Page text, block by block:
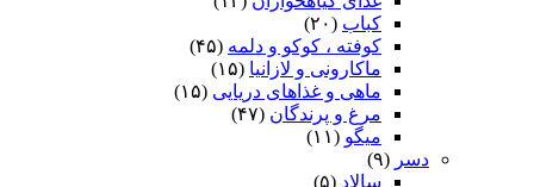
کباب (۲۰)
کوفته ، کوکو و دلمه (۴۵)
ماکارونی و لازانیا (۱۵)
ماهی و غذاهای دریایی (۱۵)
مرغ و پرندگان (۴۷)
میگو (۱۱)
دسر (۹)
سالاد (۵)